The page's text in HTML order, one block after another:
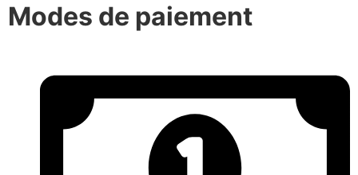
Modes de paiement